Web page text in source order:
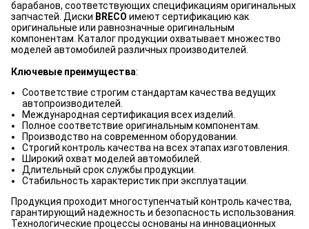
барабанов, соответствующих спецификациям оригинальных
запчастей. Диски BRECO имеют сертификацию как
оригинальные или равнозначные оригинальным
компонентам. Каталог продукции охватывает множество
моделей автомобилей различных производителей.
Ключевые преимущества:
Соответствие строгим стандартам качества ведущих
автопроизводителей.
Международная сертификация всех изделий.
Полное соответствие оригинальным компонентам.
Производство на современном оборудовании.
Строгий контроль качества на всех этапах изготовления.
Широкий охват моделей автомобилей.
Длительный срок службы продукции.
Стабильность характеристик при эксплуатации.
Продукция проходит многоступенчатый контроль качества,
гарантирующий надежность и безопасность использования.
Технологические процессы основаны на инновационных